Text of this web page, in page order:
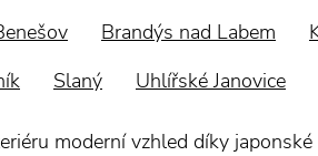
Brandýs nad Labem
Slaný Uhlířské Janovice
moderní vzhled díky